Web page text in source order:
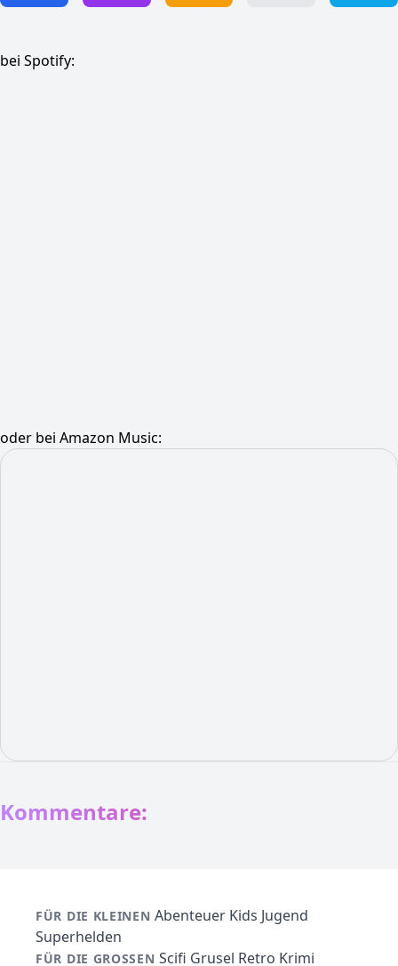
bei Spotify:
oder bei Amazon Music:
Kommentare:
FÜR DIE KLEINEN Abenteuer Kids Jugend
Superhelden
FÜR DIE GROSSEN Scifi Grusel Retro Krimi